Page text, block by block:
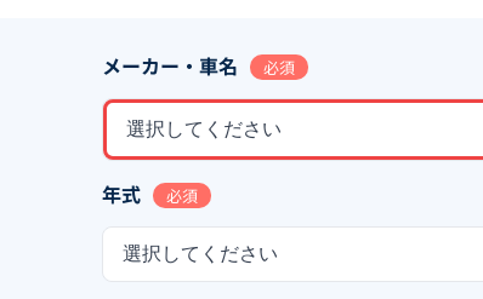
メーカー・車名 必須
選択してください
年式 必須
選択してください